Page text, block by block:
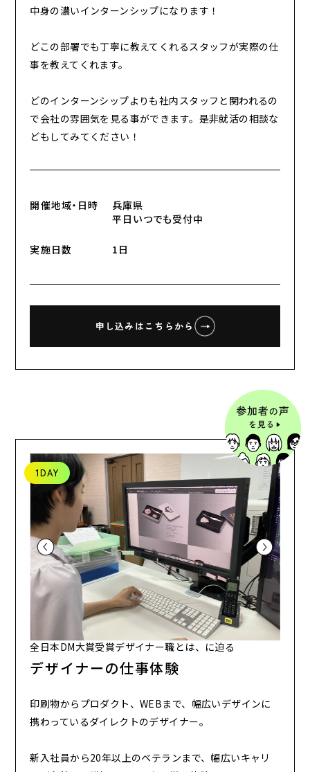
中身の濃いインターンシップになります！
どこの部署でも丁寧に教えてくれるスタッフが実際の仕
事を教えてくれます。
どのインターンシップよりも社内スタッフと関われるの
で会社の雰囲気を見る事ができます。是非就活の相談な
どもしてみてください！
開催地域・日時
兵庫県
平日いつでも受付中
実施日数 1日
申し込みはこちらから
1DAY
全日本DM大賞受賞デザイナー職とは、に迫る
デザイナーの仕事体験
印刷物からプロダクト、WEBまで、幅広いデザインに
携わっているダイレクトのデザイナー。
新入社員から20年以上のベテランまで、幅広いキャリ